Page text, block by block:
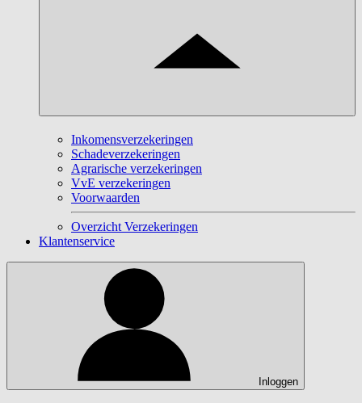
Inkomensverzekeringen
Schadeverzekeringen
Agrarische verzekeringen
VvE verzekeringen
Voorwaarden
Overzicht Verzekeringen
Klantenservice
Inloggen